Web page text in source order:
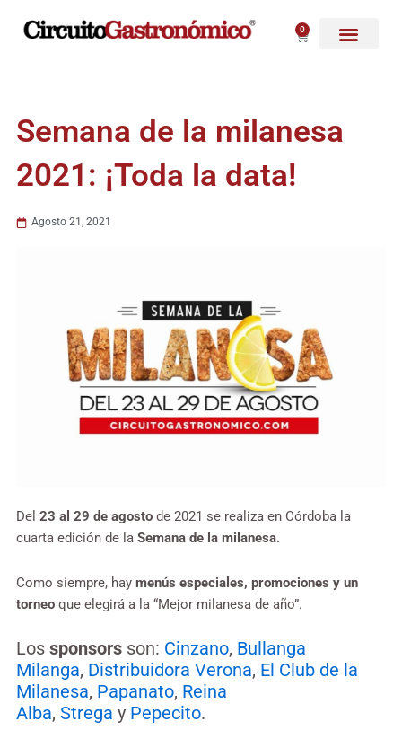
0
Carrito
Semana de la milanesa
2021: ¡Toda la data!
Agosto 21, 2021
Del 23 al 29 de agosto de 2021 se realiza en Córdoba la
cuarta edición de la Semana de la milanesa.
Como siempre, hay menús especiales, promociones y un
torneo que elegirá a la “Mejor milanesa de año”.
Los sponsors son: Cinzano, Bullanga
Milanga, Distribuidora Verona, El Club de la
Milanesa, Papanato, Reina
Alba, Strega y Pepecito.